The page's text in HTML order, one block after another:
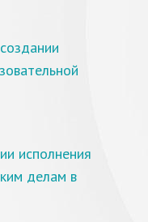
исполнения
делам в